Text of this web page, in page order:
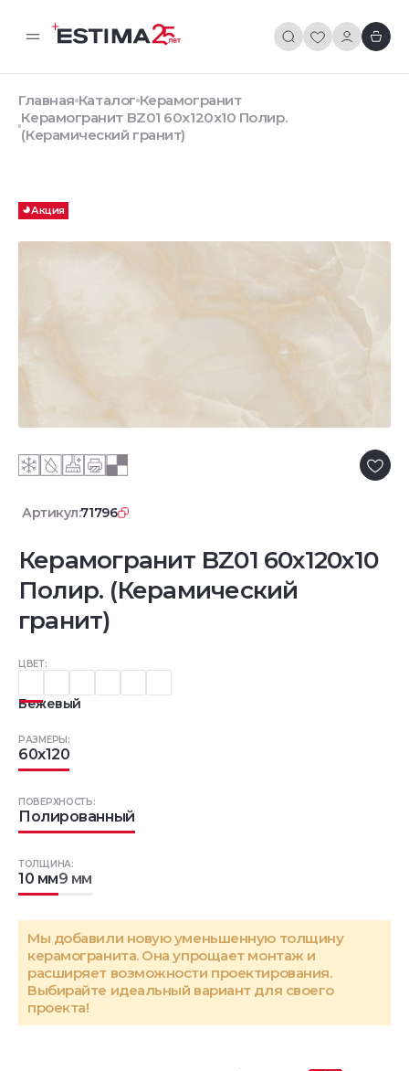
Главная Каталог Керамогранит
Керамогранит BZ01 60x120x10 Полир.
(Керамический гранит)
Акция
Артикул:71796
Керамогранит BZ01 60x120x10
Полир. (Керамический
гранит)
ЦВЕТ:
Бежевый
РАЗМЕРЫ:
60x120
ТОЛЩИНА:
10 мм9 мм
ПОВЕРХНОСТЬ:
Полированный
Мы добавили новую уменьшенную толщину
керамогранита. Она упрощает монтаж и
расширяет возможности проектирования.
Выбирайте идеальный вариант для своего
проекта!